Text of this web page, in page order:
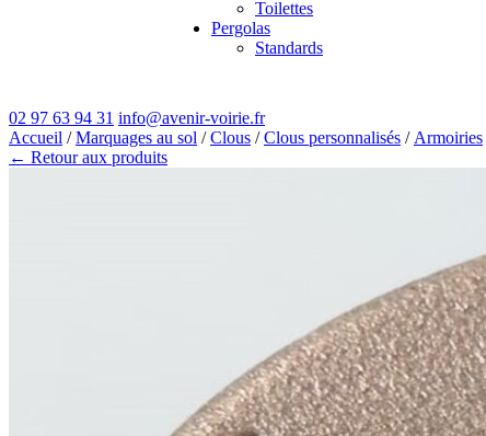
Toilettes
Pergolas
Standards
02 97 63 94 31 info@avenir-voirie.fr
Accueil /Marquages au sol /Clous /Clous personnalisés / Armoiries
← Retour aux produits